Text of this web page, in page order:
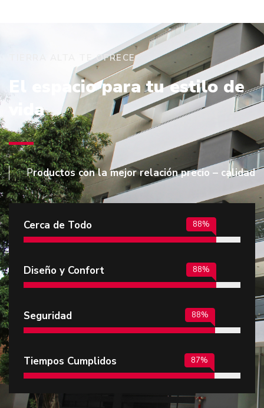
TIERRA ALTA TE OFRECE
El espacio para tu estilo de
vida
Productos con la mejor relación precio – calidad
Cerca de Todo
Diseño y Confort
Seguridad
Tiempos Cumplidos